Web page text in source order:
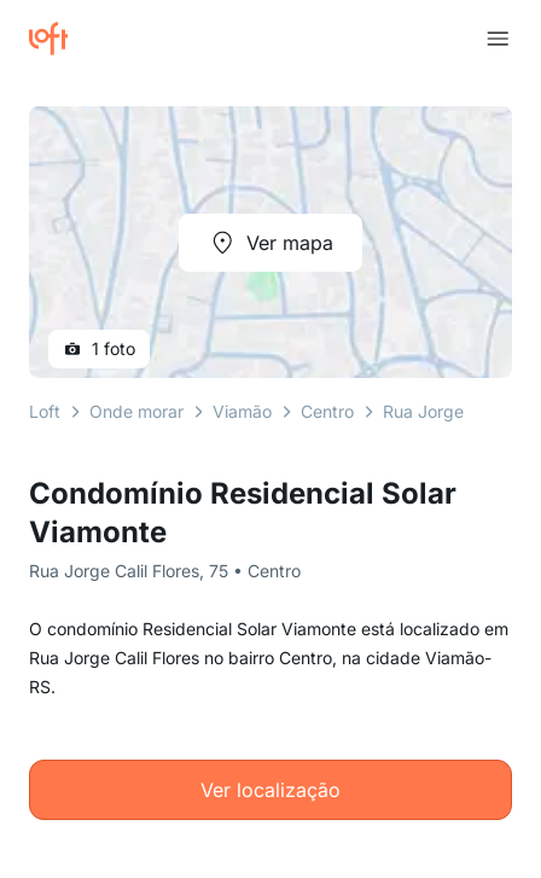
Condomínio Residencial Solar
Viamonte
Rua Jorge Calil Flores, 75 • Centro
O condomínio Residencial Solar Viamonte está localizado em
Rua Jorge Calil Flores no bairro Centro, na cidade Viamão-
RS.
Ver localização
Ver mapa
1 foto
Loft Onde morar Viamão Centro Rua Jorge Calil